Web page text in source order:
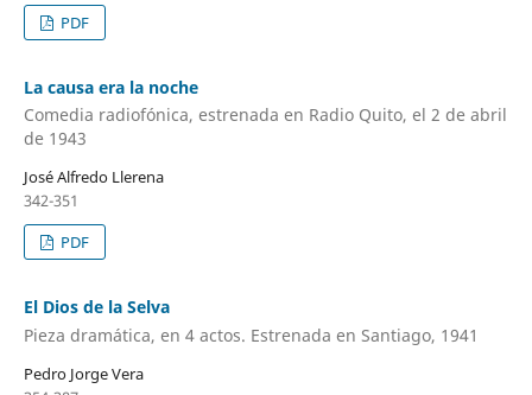
PDF
La causa era la noche
Comedia radiofónica, estrenada en Radio Quito, el 2 de abril
de 1943
José Alfredo Llerena
342-351
PDF
El Dios de la Selva
Pieza dramática, en 4 actos. Estrenada en Santiago, 1941
Pedro Jorge Vera